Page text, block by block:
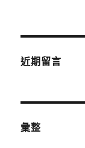
近期留言
彙整